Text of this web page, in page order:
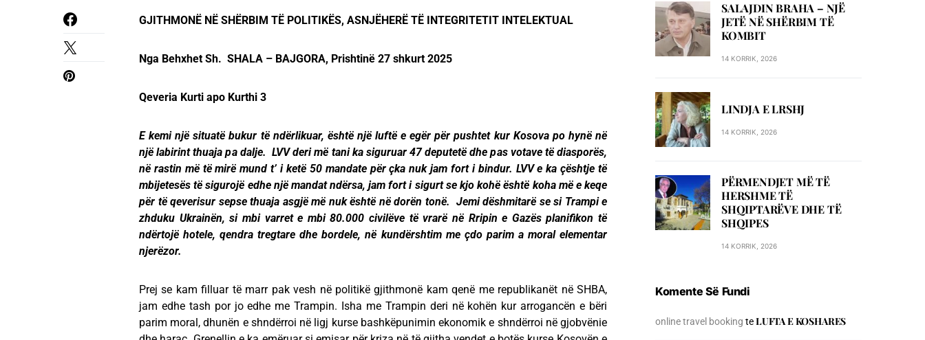
GJITHMONË NË SHËRBIM TË POLITIKËS, ASNJËHERË TË INTEGRITETIT INTELEKTUAL
Nga Behxhet Sh. SHALA – BAJGORA, Prishtinë 27 shkurt 2025
Qeveria Kurti apo Kurthi 3
E kemi një situatë bukur të ndërlikuar, është një luftë e egër për pushtet kur Kosova po hynë në
një labirint thuaja pa dalje. LVV deri më tani ka siguruar 47 deputetë dhe pas votave të diasporës,
në rastin më të mirë mund t’ i ketë 50 mandate për çka nuk jam fort i bindur. LVV e ka çështje të
mbijetesës të sigurojë edhe një mandat ndërsa, jam fort i sigurt se kjo kohë është koha më e keqe
për të qeverisur sepse thuaja asgjë më nuk është në dorën tonë. Jemi dëshmitarë se si Trampi e
zhduku Ukrainën, si mbi varret e mbi 80.000 civilëve të vrarë në Rripin e Gazës planifikon të
ndërtojë hotele, qendra tregtare dhe bordele, në kundërshtim me çdo parim a moral elementar
njerëzor.
Prej se kam filluar të marr pak vesh në politikë gjithmonë kam qenë me republikanët në SHBA,
jam edhe tash por jo edhe me Trampin. Isha me Trampin deri në kohën kur arrogancën e bëri
parim moral, dhunën e shndërroi në ligj kurse bashkëpunimin ekonomik e shndërroi në gjobvënie
SALAJDIN BRAHA – NJЁ
JETЁ NЁ SHЁRBIM TЁ
KOMBIT
14 KORRIK, 2026
LINDJA E LRSHJ
14 KORRIK, 2026
PËRMENDJET MË TË
HERSHME TË
SHQIPTARËVE DHE TË
SHQIPES
14 KORRIK, 2026
Komente Së Fundi
online travel booking teLUFTA E KOSHARES